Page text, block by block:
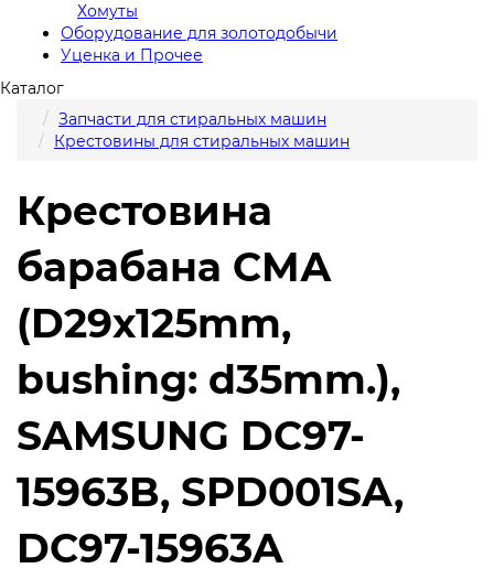
Хомуты
Оборудование для золотодобычи
Уценка и Прочее
Каталог
Запчасти для стиральных машин
Крестовины для стиральных машин
Крестовина
барабана СМА
(D29x125mm,
bushing: d35mm.),
SAMSUNG DC97-
15963B, SPD001SA,
DC97-15963A